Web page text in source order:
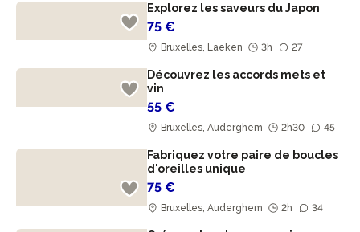
Explorez les saveurs du Japon
75 €
Bruxelles, Laeken 3h 27
Découvrez les accords mets et
vin
55 €
Bruxelles, Auderghem 2h30 45
Fabriquez votre paire de boucles
d'oreilles unique
75 €
Bruxelles, Auderghem 2h 34